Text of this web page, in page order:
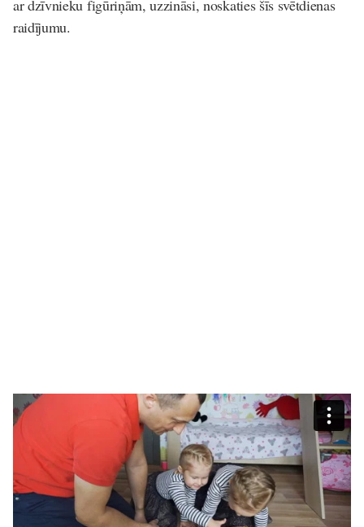
ar dzīvnieku figūriņām, uzzināsi, noskaties šīs svētdienas
raidījumu.